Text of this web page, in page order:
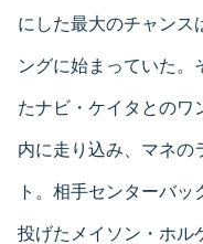
にした最大のチャンス
ングに始まっていた。
たナビ・ケイタとのワ
内に走り込み、マネの
ト。相手センターバ
投げたメイソン・ホル